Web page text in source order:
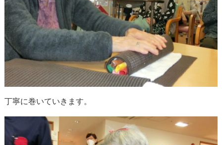
丁寧に巻いていきます。